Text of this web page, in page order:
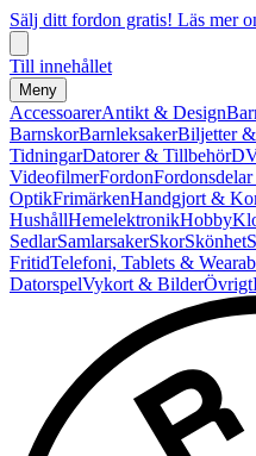
Sälj ditt fordon gratis! Läs mer
Till innehållet
Meny
AccessoarerAntikt & Design
BarnskorBarnleksakerBiljetter
TidningarDatorer & Tillbehör
VideofilmerFordon
OptikFrimärkenHandgjort &
HushållHemelektronikHobby
SedlarSamlarsakerSkorSkönhet
FritidTelefoni, Tablets &
DatorspelVykort & BilderÖvrigt